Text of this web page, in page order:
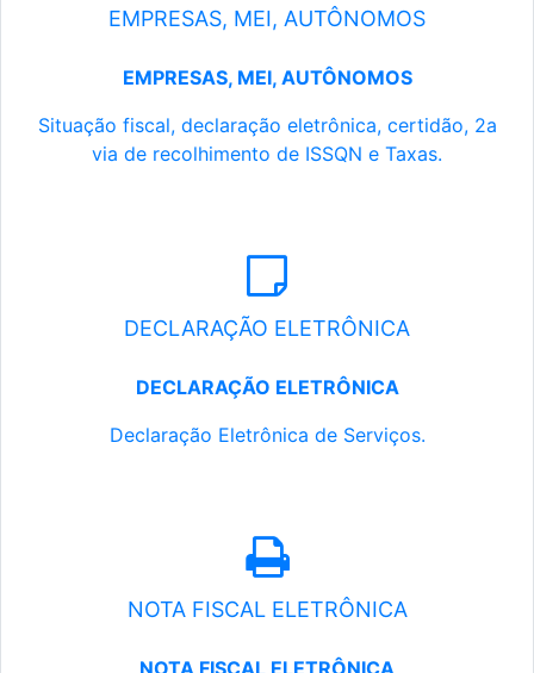
EMPRESAS, MEI, AUTÔNOMOS
EMPRESAS, MEI, AUTÔNOMOS
Situação fiscal, declaração eletrônica, certidão, 2a
via de recolhimento de ISSQN e Taxas.
DECLARAÇÃO ELETRÔNICA
DECLARAÇÃO ELETRÔNICA
Declaração Eletrônica de Serviços.
NOTA FISCAL ELETRÔNICA